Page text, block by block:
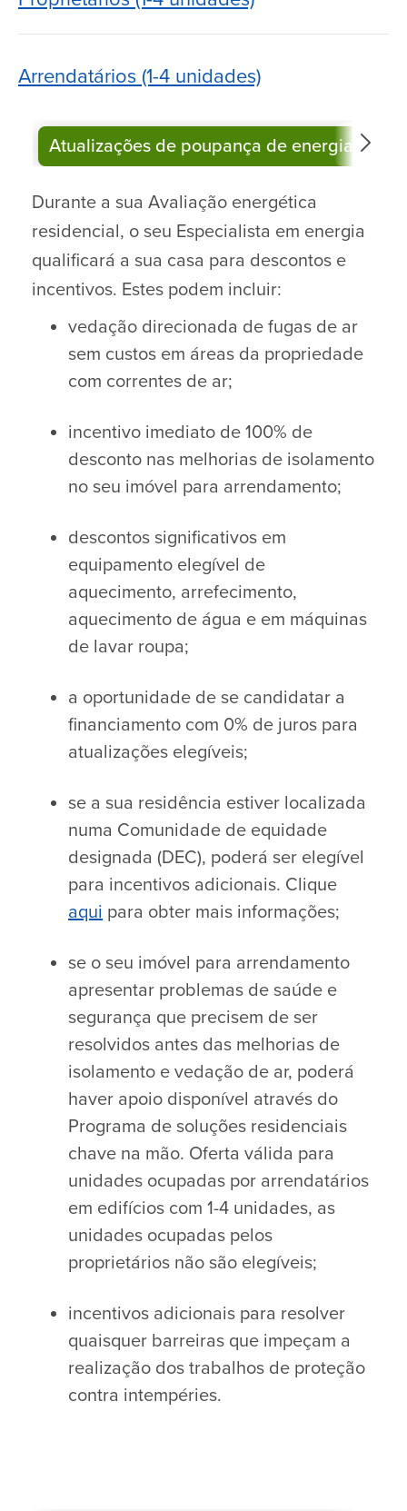
Arrendatários (1-4 unidades)
Atualizações de poupança de energia
Durante a sua Avaliação energética
residencial, o seu Especialista em energia
qualificará a sua casa para descontos e
incentivos. Estes podem incluir:
vedação direcionada de fugas de ar
sem custos em áreas da propriedade
com correntes de ar;
incentivo imediato de 100% de
desconto nas melhorias de isolamento
no seu imóvel para arrendamento;
descontos significativos em
equipamento elegível de
aquecimento, arrefecimento,
aquecimento de água e em máquinas
de lavar roupa;
a oportunidade de se candidatar a
financiamento com 0% de juros para
atualizações elegíveis;
se a sua residência estiver localizada
numa Comunidade de equidade
designada (DEC), poderá ser elegível
para incentivos adicionais. Clique
aqui para obter mais informações;
se o seu imóvel para arrendamento
apresentar problemas de saúde e
segurança que precisem de ser
resolvidos antes das melhorias de
isolamento e vedação de ar, poderá
haver apoio disponível através do
Programa de soluções residenciais
chave na mão. Oferta válida para
unidades ocupadas por arrendatários
em edifícios com 1-4 unidades, as
unidades ocupadas pelos
proprietários não são elegíveis;
incentivos adicionais para resolver
quaisquer barreiras que impeçam a
realização dos trabalhos de proteção
contra intempéries.